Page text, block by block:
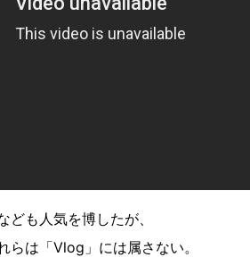
も人気を博したが、
は「Vlog」には属さない。